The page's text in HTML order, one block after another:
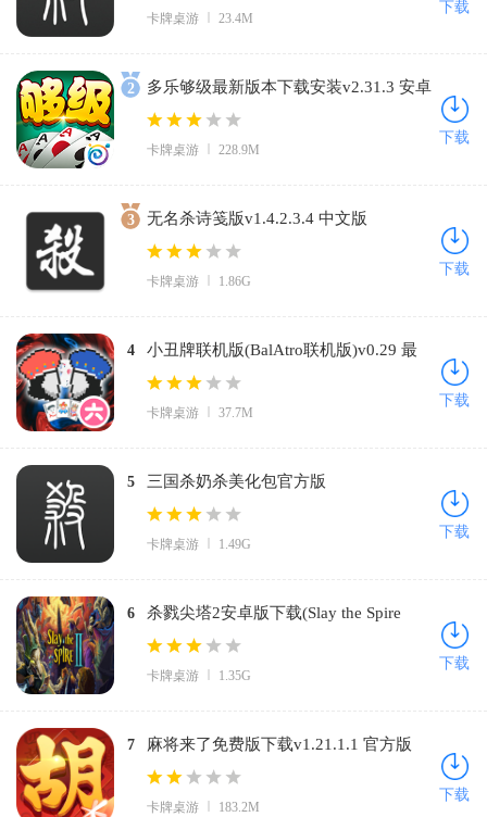
卡牌桌游 23.4M
下载
2
多乐够级最新版本下载安装v2.31.3 安卓
版
卡牌桌游 228.9M
下载
3 无名杀诗笺版v1.4.2.3.4 中文版
卡牌桌游 1.86G
下载
4
小丑牌联机版(BalAtro联机版)v0.29 最
新版
卡牌桌游 37.7M
下载
5
三国杀奶杀美化包官方版
(noname)v1.10.3.1 安卓版
卡牌桌游 1.49G
下载
6
杀戮尖塔2安卓版下载(Slay the Spire
2)v0.1.0 安卓版
卡牌桌游 1.35G
下载
7 麻将来了免费版下载v1.21.1.1 官方版
卡牌桌游 183.2M
下载